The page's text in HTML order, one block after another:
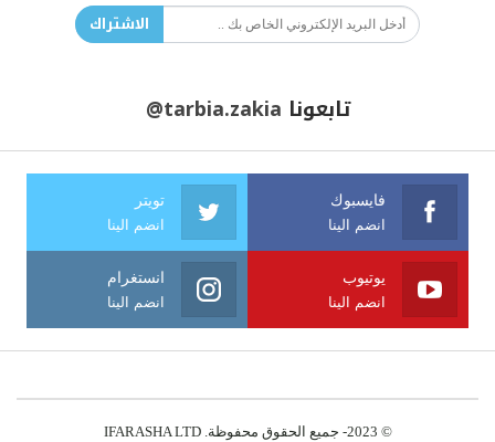
الاشتراك
تابعونا @tarbia.zakia
فايسبوك
انضم الينا
تويتر
انضم الينا
يوتيوب
انضم الينا
انستغرام
انضم الينا
© 2023- جميع الحقوق محفوظة. IFARASHA LTD